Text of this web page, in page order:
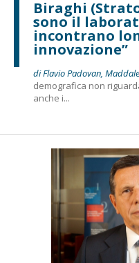
Biraghi
sono il
incontrano
innovazione”
di Flavio Padovan,
demografica non
anche i...